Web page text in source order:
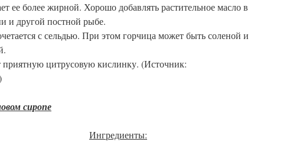
ее более жирной. Хорошо добавлять растительное масло в
и другой постной рыбе.
с сельдью. При этом горчица может быть соленой и
приятную цитрусовую кислинку. (Источник:
сиропе
Ингредиенты: